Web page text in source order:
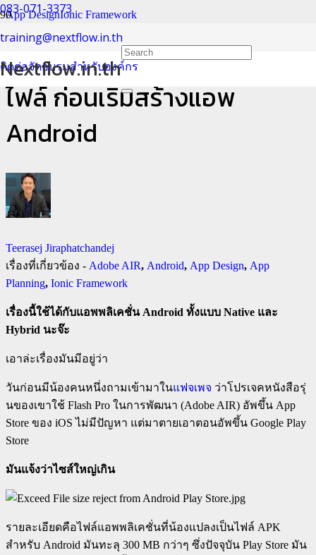
083-071-3373
training@nextflow.in.th
ติดต่อจัดอบรมสำหรับองค์กร
Nextflow.in.th
App DesignIonic Framework
แชร์เรื่องการวางแผนจัดการ
ไฟล์ ก่อนเริ่มสร้างแอพ
Android
Teerasej Jiraphatchandej
เรื่องที่เกี่ยวข้อง - Adobe AIR, Android, App Design, App
Planning, Ionic Framework
เรื่องนี้ใช้ได้กับแอพพลิเคชั่น Android ทั้งแบบ Native และ
Hybrid นะจ๊ะ
เอาล่ะเรื่องมันมีอยู่ว่า
วันก่อนมีน้องคนหนึ่งถามเข้ามาในแฟจเพจ ว่าโปรเจคหนังสือรุ่
นของเขาใช้ Flash Pro ในการพัฒนา (Adobe AIR) อัพขึ้น App
Store ของ iOS ไม่มีปัญหา แต่มาตายเอาตอนอัพขึ้น Google Play
Store
มันแจ้งว่าไซส์ใหญ่เกิน
รายละเอียดคือไฟล์แอพพลิเคชั่นที่น้องแปลงเป็นไฟล์ APK
สำหรับ Android มันทะลุ 300 MB กว่าๆ ซึ่งปัจจุบัน Play Store มัน